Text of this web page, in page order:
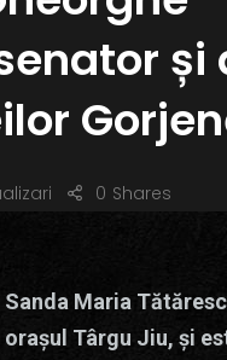
și
Shares
0
Sanda Maria
orașul Târgu Jiu, și